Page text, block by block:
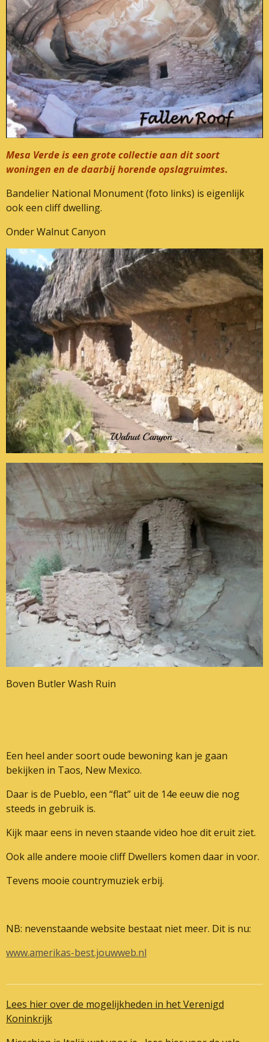
Mesa Verde is een grote collectie aan dit soort
woningen en de daarbij horende opslagruimtes.
Bandelier National Monument (foto links) is eigenlijk
ook een cliff dwelling.
Onder Walnut Canyon
Boven Butler Wash Ruin
Een heel ander soort oude bewoning kan je gaan
bekijken in Taos, New Mexico.
Daar is de Pueblo, een “flat” uit de 14e eeuw die nog
steeds in gebruik is.
Kijk maar eens in neven staande video hoe dit eruit ziet.
Ook alle andere mooie cliff Dwellers komen daar in voor.
Tevens mooie countrymuziek erbij.
NB: nevenstaande website bestaat niet meer. Dit is nu:
www.amerikas-best.jouwweb.nl
Lees hier over de mogelijkheden in het Verenigd
Koninkrijk